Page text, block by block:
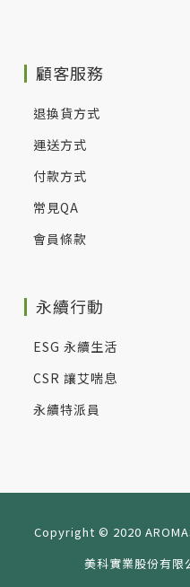
顧客服務
退換貨方式
運送方式
付款方式
常見QA
會員條款
永續行動
ESG 永續生活
CSR 讓艾喘息
永續特派員
Copyright © 2020
美科實業股份有